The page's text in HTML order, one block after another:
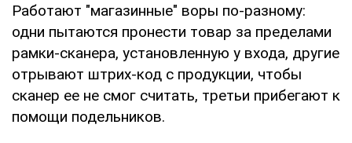
Работают "магазинные" воры по-разному:
одни пытаются пронести товар за пределами
рамки-сканера, установленную у входа, другие
отрывают штрих-код с продукции, чтобы
сканер ее не смог считать, третьи прибегают к
помощи подельников.